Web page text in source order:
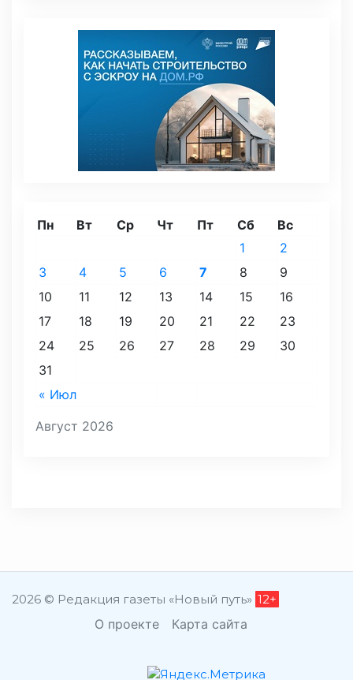
Август 2026
Пн Вт Ср Чт Пт Сб Вс
« Июл
1
2
3
4 5 6 7 8
9
10
11 12 13 14 15
16
17
18 19 20 21 22
23
24
25 26 27 28 29
30
31
2026 © Редакция газеты «Новый путь» 12+
О проекте Карта сайта